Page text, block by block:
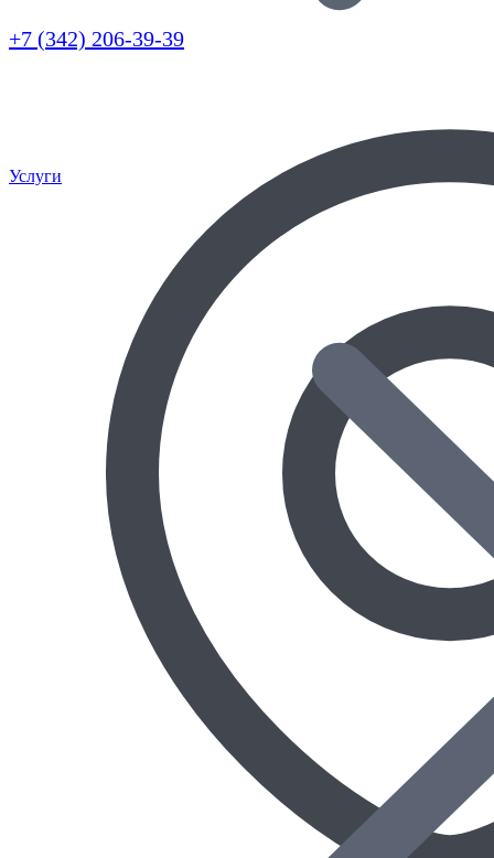
+7 (342) 206-39-39
Услуги